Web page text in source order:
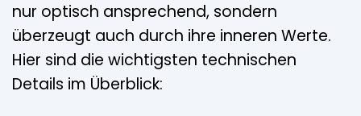
nur optisch ansprechend, sondern
überzeugt auch durch ihre inneren Werte.
Hier sind die wichtigsten technischen
Details im Überblick: